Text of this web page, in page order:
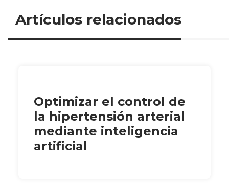
Artículos relacionados
Optimizar el control de
la hipertensión arterial
mediante inteligencia
artificial